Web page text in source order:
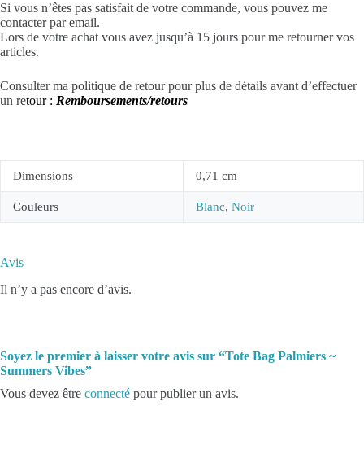
Si vous n’êtes pas satisfait de votre commande, vous pouvez me
contacter par email.
Lors de votre achat vous avez jusqu’à 15 jours pour me retourner vos
articles.
Consulter ma politique de retour pour plus de détails avant d’effectuer
un retour : Remboursements/retours
Dimensions 0,71 cm
Couleurs Blanc, Noir
Avis
Il n’y a pas encore d’avis.
Soyez le premier à laisser votre avis sur “Tote Bag Palmiers ~
Summers Vibes”
Vous devez être connecté pour publier un avis.